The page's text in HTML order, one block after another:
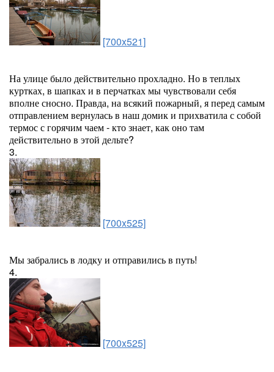
[700x521]
На улице было действительно прохладно. Но в теплых
куртках, в шапках и в перчатках мы чувствовали себя
вполне сносно. Правда, на всякий пожарный, я перед самым
отправлением вернулась в наш домик и прихватила с собой
термос с горячим чаем - кто знает, как оно там
действительно в этой дельте?
3.
[700x525]
Мы забрались в лодку и отправились в путь!
4.
[700x525]